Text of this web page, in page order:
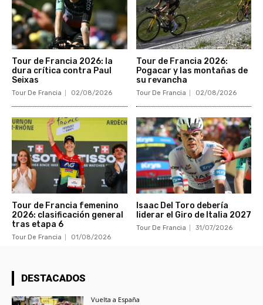
Tour de Francia 2026: la
dura crítica contra Paul
Seixas
Tour De Francia 02/08/2026
Tour de Francia 2026:
Pogacar y las montañas de
su revancha
Tour De Francia 02/08/2026
Tour de Francia femenino
2026: clasificación general
tras etapa 6
Tour De Francia 01/08/2026
Isaac Del Toro debería
liderar el Giro de Italia 2027
Tour De Francia 31/07/2026
DESTACADOS
Vuelta a España